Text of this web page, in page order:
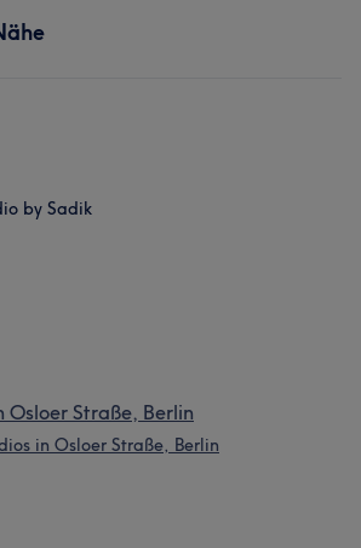
by Sadik
Osloer Straße, Berlin
in Osloer Straße, Berlin